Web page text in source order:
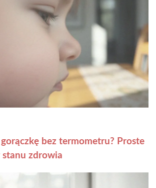
bez termometru? Proste
zdrowia